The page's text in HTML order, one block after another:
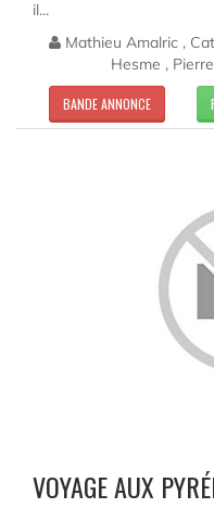
il...
Mathieu Amalric ,
Hesme ,
BANDE ANNONCE
VOYAGE AUX